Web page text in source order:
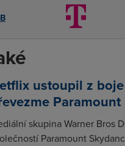
ustoupil z
Paramount
skupina Warner Bros
Paramount